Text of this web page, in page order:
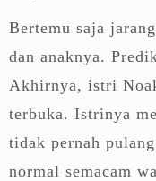
Bertemu saja
dan anaknya.
Akhirnya, istri
terbuka. Istrinya
tidak pernah
normal semacam